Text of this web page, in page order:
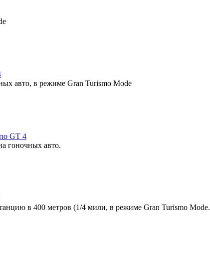
авто, в режиме Gran Turismo Mode
GT 4
гоночных авто.
в 400 метров (1/4 мили, в режиме Gran Turismo Mode.